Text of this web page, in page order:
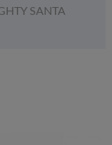
SANTA